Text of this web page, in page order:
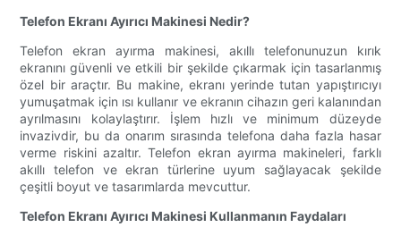
Telefon Ekranı Ayırıcı Makinesi Nedir?
Telefon ekran ayırma makinesi, akıllı telefonunuzun kırık
ekranını güvenli ve etkili bir şekilde çıkarmak için tasarlanmış
özel bir araçtır. Bu makine, ekranı yerinde tutan yapıştırıcıyı
yumuşatmak için ısı kullanır ve ekranın cihazın geri kalanından
ayrılmasını kolaylaştırır. İşlem hızlı ve minimum düzeyde
invazivdir, bu da onarım sırasında telefona daha fazla hasar
verme riskini azaltır. Telefon ekran ayırma makineleri, farklı
akıllı telefon ve ekran türlerine uyum sağlayacak şekilde
çeşitli boyut ve tasarımlarda mevcuttur.
Telefon Ekranı Ayırıcı Makinesi Kullanmanın Faydaları